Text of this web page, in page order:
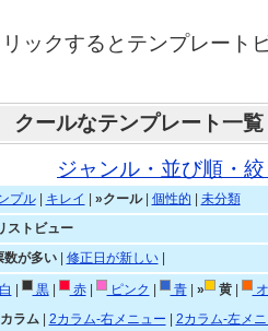
ックするとテンプレート
クールなテンプレート一覧
ジャンル・並び順・
プル| キレイ »クール| 個性的
未分類
ストビュー
数が多い| 修正日が新しい|
黒| 赤| ピンク 青| » 黄|
ラム| 2カラム-右メニュー
2カラム-左メ